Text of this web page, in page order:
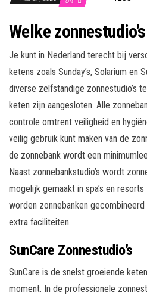
Welke
Je kunt in Nederland terecht bij
ketens zoals Sunday’s, Solarium en
diverse zelfstandige zonnestudio’s
keten zijn aangesloten. Alle
controle omtrent veiligheid en
veilig gebruik kunt maken van de
de zonnebank wordt een
Naast zonnebankstudio’s wordt
mogelijk gemaakt in spa’s en
worden zonnebanken
extra faciliteiten.
SunCare Zonnestudio’s
SunCare is de snelst groeiende
moment. In de professionele